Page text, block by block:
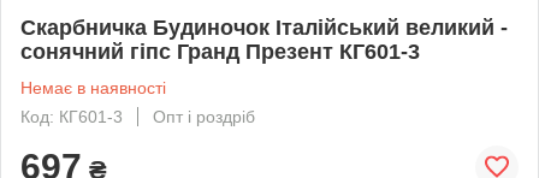
Скарбничка Будиночок Італійський великий -
сонячний гіпс Гранд Презент КГ601-3
Немає в наявності
Код: КГ601-3
Опт і роздріб
697 ₴